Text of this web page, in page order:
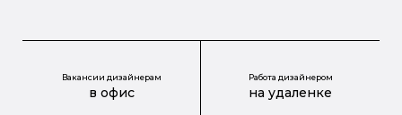
Вакансии дизайнерам
в офис
Работа дизайнером
на удаленке